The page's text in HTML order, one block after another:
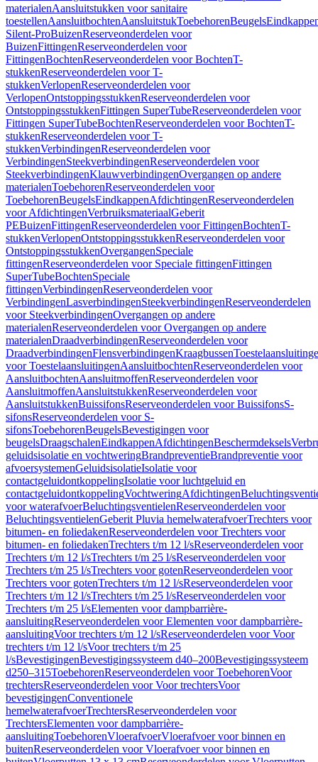
materialenAansluitstukken voor sanitaire
toestellenAansluitbochtenAansluitstukToebehorenBeugels
Silent-ProBuizenReserveonderdelen voor
BuizenFittingenReserveonderdelen voor
FittingenBochtenReserveonderdelen voor BochtenT-
stukkenReserveonderdelen voor T-
stukkenVerlopenReserveonderdelen voor
VerlopenOntstoppingsstukkenReserveonderdelen voor
OntstoppingsstukkenFittingen SuperTubeReserveonderdelen voor
Fittingen SuperTubeBochtenReserveonderdelen voor BochtenT-
stukkenReserveonderdelen voor T-
stukkenVerbindingenReserveonderdelen voor
VerbindingenSteekverbindingenReserveonderdelen voor
SteekverbindingenKlauwverbindingenOvergangen op andere
materialenToebehorenReserveonderdelen voor
ToebehorenBeugelsEindkappenAfdichtingenReserveonderdelen
voor AfdichtingenVerbruiksmateriaalGeberit
PEBuizenFittingenReserveonderdelen voor FittingenBochtenT-
stukkenVerlopenOntstoppingsstukkenReserveonderdelen voor
OntstoppingsstukkenOvergangenSpeciale
fittingenReserveonderdelen voor Speciale fittingenFittingen
SuperTubeBochtenSpeciale
fittingenVerbindingenReserveonderdelen voor
VerbindingenLasverbindingenSteekverbindingenReserveonderdelen
voor SteekverbindingenOvergangen op andere
materialenReserveonderdelen voor Overgangen op andere
materialenDraadverbindingenReserveonderdelen voor
DraadverbindingenFlensverbindingenKraagbussen
voor ToestelaansluitingenAansluitbochtenReserveonderdelen voor
AansluitbochtenAansluitmoffenReserveonderdelen voor
AansluitmoffenAansluitstukkenReserveonderdelen voor
AansluitstukkenBuissifonsReserveonderdelen voor BuissifonsS-
sifonsReserveonderdelen voor S-
sifonsToebehorenBeugelsBevestigingen voor
beugelsDraagschalenEindkappenAfdichtingenBeschermdeksels
geluidsisolatie en vochtweringBrandpreventieBrandpreventie voor
afvoersystemenGeluidsisolatieIsolatie voor
contactgeluidontkoppelingIsolatie voor luchtgeluid en
contactgeluidontkoppelingVochtweringAfdichtingen
voor waterafvoerBeluchtingsventielenReserveonderdelen voor
BeluchtingsventielenGeberit Pluvia hemelwaterafvoerTrechters voor
bitumen- en foliedakenReserveonderdelen voor Trechters voor
bitumen- en foliedakenTrechters t/m 12 l/sReserveonderdelen voor
Trechters t/m 12 l/sTrechters t/m 25 l/sReserveonderdelen voor
Trechters t/m 25 l/sTrechters voor gotenReserveonderdelen voor
Trechters voor gotenTrechters t/m 12 l/sReserveonderdelen voor
Trechters t/m 12 l/sTrechters t/m 25 l/sReserveonderdelen voor
Trechters t/m 25 l/sElementen voor dampbarrière-
aansluitingReserveonderdelen voor Elementen voor dampbarrière-
aansluitingVoor trechters t/m 12 l/sReserveonderdelen voor Voor
trechters t/m 12 l/sVoor trechters t/m 25
l/sBevestigingenBevestigingssysteem d40–200Bevestigingssysteem
d250–315ToebehorenReserveonderdelen voor ToebehorenVoor
trechtersReserveonderdelen voor Voor trechtersVoor
bevestigingenConventionele
hemelwaterafvoerTrechtersReserveonderdelen voor
TrechtersElementen voor dampbarrière-
aansluitingToebehorenVloerafvoerVloerafvoer voor binnen en
buitenReserveonderdelen voor Vloerafvoer voor binnen en